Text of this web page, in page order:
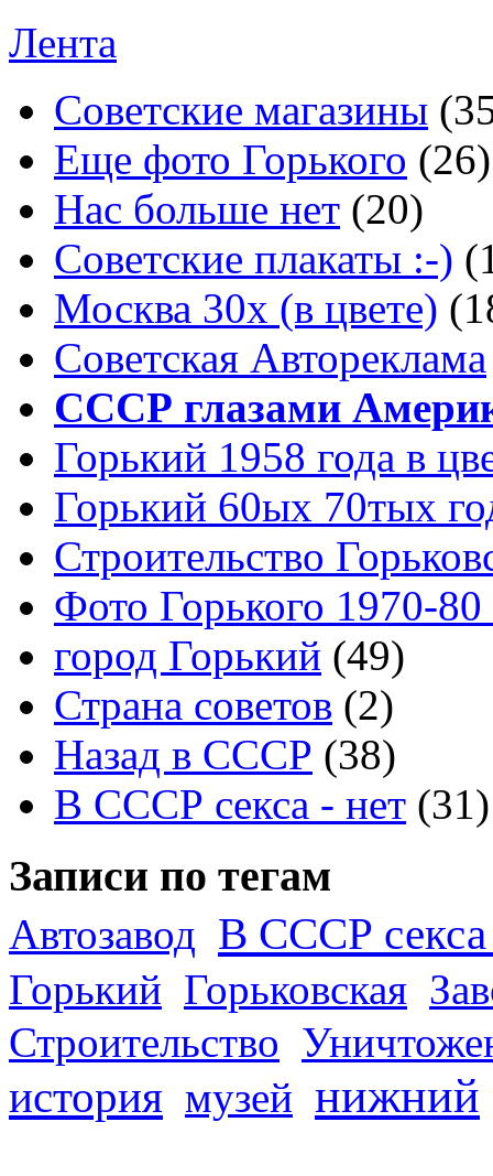
Лента
Советские магазины
Еще фото Горького (26)
Нас больше нет (20)
Советские плакаты :-)
Москва 30x (в цвете)
Советская Автореклама
СССР глазами
Горький 1958 года в
Горький 60ых 70тых
Строительство
Фото Горького 1970-80
город Горький (49)
Страна советов (2)
Назад в СССР (38)
В СССР секса - нет (31)
Записи по тегам
Автозавод В СССР секса
Горький Горьковская
Строительство
история музей нижний